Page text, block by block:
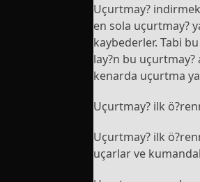
Uçurtmay?
en sola uçurtmay?
kaybederler. Tabi
lay?n bu uçurtmay?
kenarda uçurtma
Uçurtmay? ilk
Uçurtmay? ilk
uçarlar ve